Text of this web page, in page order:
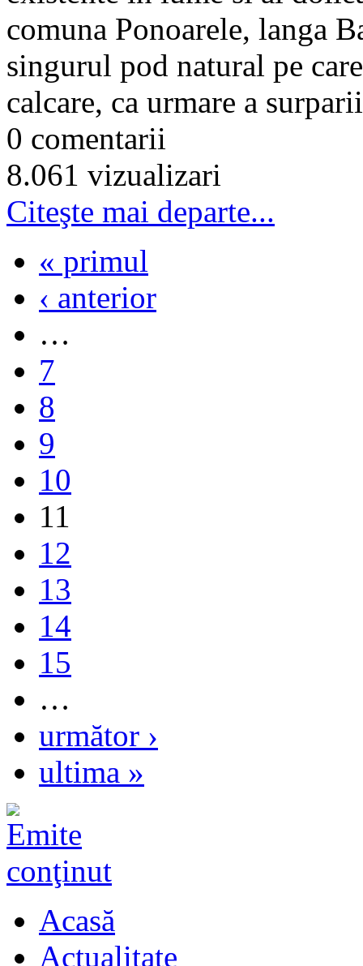
comuna Ponoarele, langa
singurul pod natural pe
calcare, ca urmare a
0 comentarii
8.061 vizualizari
Citeşte mai departe...
« primul
‹ anterior
…
7
8
9
10
11
12
13
14
15
…
următor ›
ultima »
Acasă
Actualitate